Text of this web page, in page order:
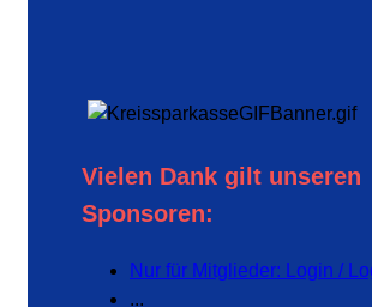
Vielen Dank gilt unseren
Sponsoren:
Nur für Mitglieder: Login /
...